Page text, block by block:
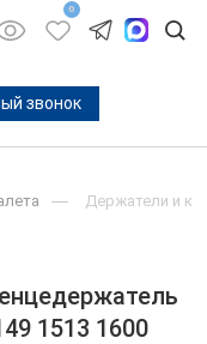
0
звонок
Держатели и
1513 1600